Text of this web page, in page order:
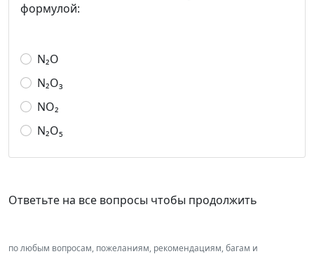
формулой:
N₂О
N₂О₃
NO₂
N₂O₅
Ответьте на все вопросы чтобы продолжить
по любым вопросам, пожеланиям, рекомендациям, багам и